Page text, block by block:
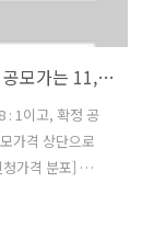
케이앤에스아이앤씨 수요예측 애매한 결과 공모가는 11,000원 확정
: 1이고, 확정 공
가격 상단으로
가격 분포] 수요
주로, 참여